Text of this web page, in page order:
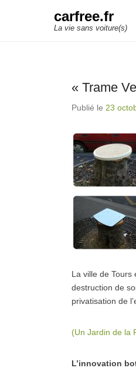
carfree.fr
La vie sans voiture(s)
« Trame
Publié le 23
La ville de Tours
destruction de
privatisation de
(Un Jardin de la
L’innovation